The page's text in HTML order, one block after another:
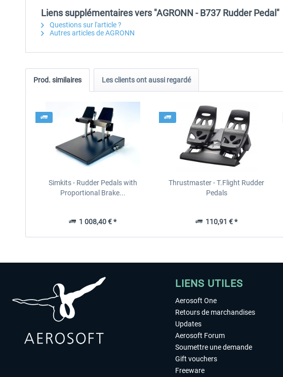
Liens supplémentaires vers "AGRONN - B737 Rudder Pedal"
Questions sur l'article ?
Autres articles de AGRONN
Prod. similaires Les clients ont aussi regardé
Simkits - Rudder Pedals with
Proportional Brake...
1 008,40 € *
Thrustmaster - T.Flight Rudder
Pedals
110,91 € *
LIENS UTILES
Aerosoft One
Retours de marchandises
Updates
Aerosoft Forum
Soumettre une demande
Gift vouchers
Freeware